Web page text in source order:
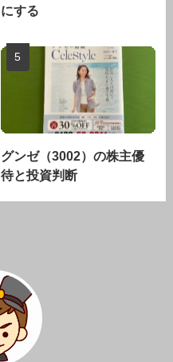
にする
グンゼ（3002）の株主優
待と投資判断